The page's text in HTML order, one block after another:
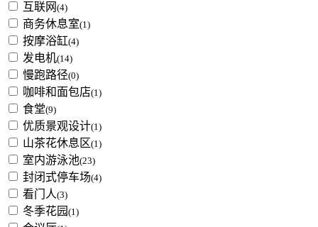
互联网 (4)
商务休息室(1)
按摩浴缸(4)
发电机(14)
慢跑路径(0)
咖啡和面包店(1)
食堂(9)
优质景观设计(1)
山茶花休息区(1)
室内游泳池(23)
封闭式停车场(4)
看门人(3)
冬季花园 (1)